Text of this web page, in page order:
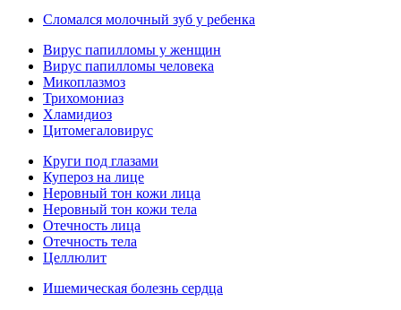
Сломался молочный зуб у ребенка
Вирус папилломы у женщин
Вирус папилломы человека
Микоплазмоз
Трихомониаз
Хламидиоз
Цитомегаловирус
Круги под глазами
Купероз на лице
Неровный тон кожи лица
Неровный тон кожи тела
Отечность лица
Отечность тела
Целлюлит
Ишемическая болезнь сердца